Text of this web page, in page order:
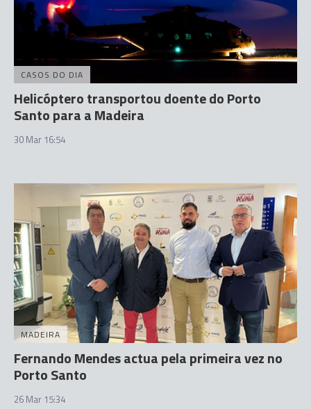
CASOS DO DIA
Helicóptero transportou doente do Porto
Santo para a Madeira
30 Mar 16:54
MADEIRA
Fernando Mendes actua pela primeira vez no
Porto Santo
26 Mar 15:34